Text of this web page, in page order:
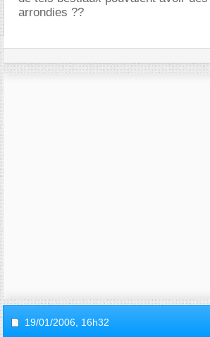
arrondies ??
19/01/2006, 16h32